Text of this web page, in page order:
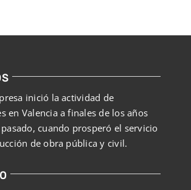
inició la actividad de
en Valencia a finales de los años
cuando prosperó el servicio
de obra pública y civil.